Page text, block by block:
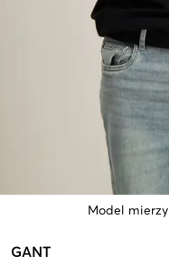
Model mierzy
GANT